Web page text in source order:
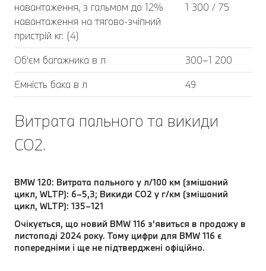
навантаження, з гальмом до 12%
навантаження на тягово-зчіпний
пристрій кг. (4)
1 300 / 75
Об'єм багажника в л
300–1 200
Ємність бака в л
49
Витрата пального та викиди
CO2.
BMW 120: Витрата пального у л/100 км (змішаний
цикл, WLTP): 6–5,3; Викиди CO2 у г/км (змішаний
цикл, WLTP): 135–121
Очікується, що новий BMW 116 з'явиться в продажу в
листопаді 2024 року. Тому цифри для BMW 116 є
попередніми і ще не підтверджені офіційно.